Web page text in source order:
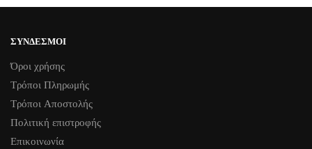
του
ΣΎΝΔΕΣΜΟΙ
Όροι χρήσης
Τρόποι Πληρωμής
Τρόποι Aποστολής
Πολιτική επιστροφής
Επικοινωνία